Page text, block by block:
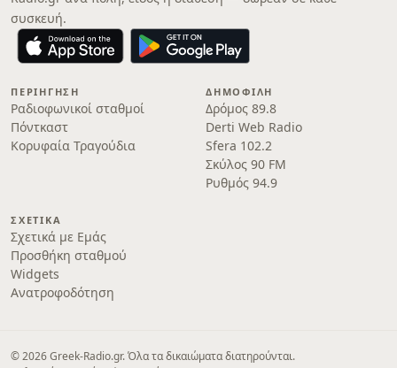
συσκευή.
ΠΕΡΙΉΓΗΣΗ
Ραδιοφωνικοί σταθμοί
Πόντκαστ
Κορυφαία Τραγούδια
ΔΗΜΟΦΙΛΉ
Δρόμος 89.8
Derti Web Radio
Sfera 102.2
Σκύλος 90 FM
Ρυθμός 94.9
ΣΧΕΤΙΚΆ
Σχετικά με Εμάς
Προσθήκη σταθμού
Widgets
Ανατροφοδότηση
© 2026 Greek-Radio.gr. Όλα τα δικαιώματα διατηρούνται.